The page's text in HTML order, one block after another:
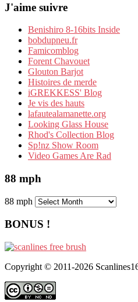
J'aime suivre
Benishiro 8-16bits Inside
bobdupneu.fr
Famicomblog
Forent Chavouet
Glouton Barjot
Histoires de merde
iGREKKESS' Blog
Je vis des hauts
lafautealamanette.org
Looking Glass House
Rhod's Collection Blog
Sp!nz Show Room
Video Games Are Rad
88 mph
88 mph
BONUS !
Copyright © 2011-2026